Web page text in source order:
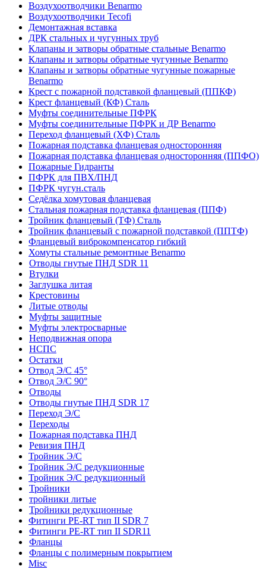
Воздухоотводчики Benarmo
Воздухоотводчики Tecofi
Демонтажная вставка
ДРК стальных и чугунных труб
Клапаны и затворы обратные стальные Benarmo
Клапаны и затворы обратные чугунные Benarmo
Клапаны и затворы обратные чугунные пожарные
Benarmo
Крест с пожарной подставкой фланцевый (ППКФ)
Крест фланцевый (КФ) Сталь
Муфты соединительные ПФРК
Муфты соединительные ПФРК и ДР Benarmo
Переход фланцевый (ХФ) Сталь
Пожарная подставка фланцевая односторонняя
Пожарная подставка фланцевая односторонняя (ППФО)
Пожарные Гидранты
ПФРК для ПВХ/ПНД
ПФРК чугун.сталь
Седёлка хомутовая фланцевая
Стальная пожарная подставка фланцевая (ППФ)
Тройник фланцевый (ТФ) Сталь
Тройник фланцевый с пожарной подставкой (ППТФ)
Фланцевый виброкомпенсатор гибкий
Хомуты стальные ремонтные Benarmo
Отводы гнутые ПНД SDR 11
Втулки
Заглушка литая
Крестовины
Литые отводы
Муфты защитные
Муфты электросварные
Неподвижная опора
НСПС
Остатки
Отвод Э/С 45°
Отвод Э/С 90°
Отводы
Отводы гнутые ПНД SDR 17
Переход Э/С
Переходы
Пожарная подставка ПНД
Ревизия ПНД
Тройник Э/С
Тройник Э/С редукционные
Тройник Э/С редукционный
Тройники
тройники литые
Тройники редукционные
Фитинги PE-RT тип II SDR 7
Фитинги PE-RT тип II SDR11
Фланцы
Фланцы с полимерным покрытием
Misc